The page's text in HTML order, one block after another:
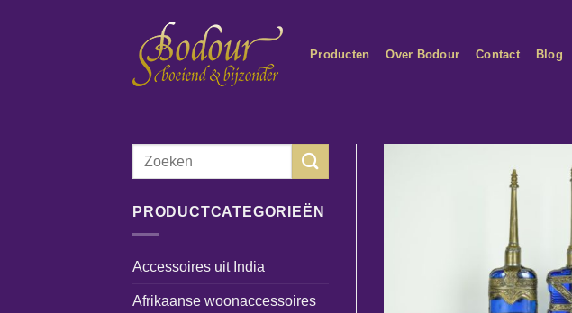
Producten Over Bodour Contact Blog
Zoeken
PRODUCTCATEGORIEËN
Accessoires uit India
Afrikaanse woonaccessoires